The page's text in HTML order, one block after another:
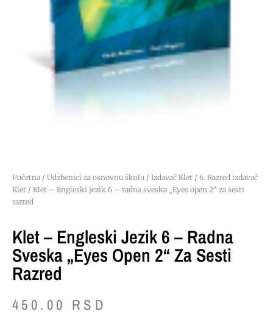
Početna / Udzbenici za osnovnu školu / Izdavač Klet / 6. Razred izdavač
Klet / Klet – Engleski jezik 6 – radna sveska „Eyes open 2“ za sesti
razred
Klet – Engleski Jezik 6 – Radna
Sveska „Eyes Open 2“ Za Sesti
Razred
450.00 RSD